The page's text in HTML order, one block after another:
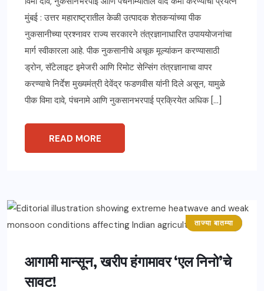
मुंबई : उत्तर महाराष्ट्रातील केळी उत्पादक शेतकऱ्यांच्या पीक
नुकसानीच्या प्रश्नावर राज्य सरकारने तंत्रज्ञानाधारित उपाययोजनांचा
मार्ग स्वीकारला आहे. पीक नुकसानीचे अचूक मूल्यांकन करण्यासाठी
ड्रोन, सॅटेलाइट इमेजरी आणि रिमोट सेन्सिंग तंत्रज्ञानाचा वापर
करण्याचे निर्देश मुख्यमंत्री देवेंद्र फडणवीस यांनी दिले असून, यामुळे
पीक विमा दावे, पंचनामे आणि नुकसानभरपाई प्रक्रियेत अधिक […]
READ MORE
महाराष्ट्र
ताज्या बातम्या
आगामी मान्सून, खरीप हंगामावर ‘एल निनो’चे
सावट!